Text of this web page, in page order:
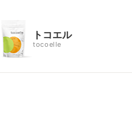
トコエル
tocoelle